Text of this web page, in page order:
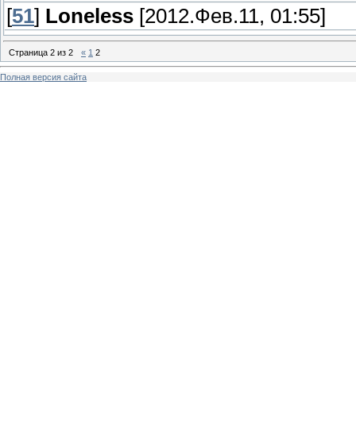
[51] Loneless [2012.Фев.11, 01:55]
Страница 2 из 2 « 1 2
Полная версия сайта